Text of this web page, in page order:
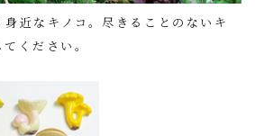
近なキノコ。尽きることのないキ
ください。